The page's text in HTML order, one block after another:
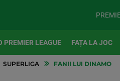
PREMIER LEAGUE FAȚA LA JOC
SUPERLIGA FANII LUI DINAMO